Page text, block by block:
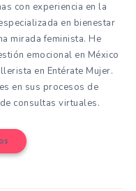
con experiencia en la
en bienestar
mirada feminista. He
emocional en México
en Entérate Mujer.
en sus procesos de
consultas virtuales.